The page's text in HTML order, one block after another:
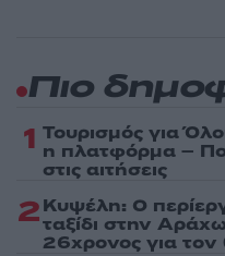
Πιο
1 Τουρισμός για
η πλατφόρμα –
στις αιτήσεις
2Κυψέλη: Ο
ταξίδι στην
26χρονος για τον